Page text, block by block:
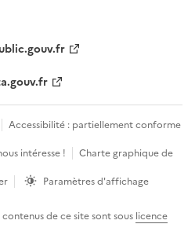
Accessibilité : partiellement conforme
intéresse !
Charte graphique de
Paramètres d'affichage
de ce site sont sous licence